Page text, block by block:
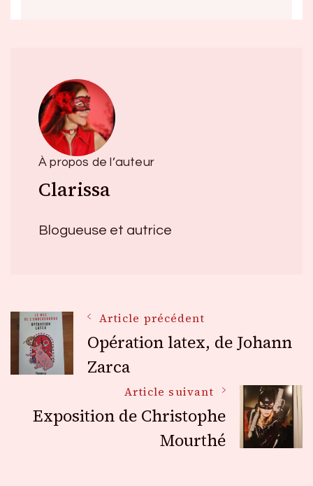
À propos de l’auteur
Clarissa
Blogueuse et autrice
Navigation
des
articles
Article précédent
Opération latex, de Johann
Zarca
Article suivant
Exposition de Christophe
Mourthé